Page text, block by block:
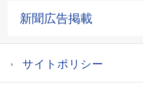
新聞広告掲載
サイトポリシー